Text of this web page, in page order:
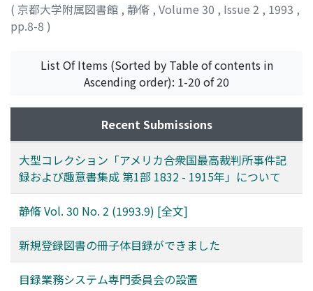
( 京都大学附属図書館 , 静脩 , Volume 30 , Issue 2 , 1993 ,
pp.8-8 )
List Of Items (Sorted by Table of contents in
Ascending order): 1-20 of 20
Recent Submissions
大型コレクション「アメリカ合衆国最高裁判所事件記
録および趣意書集成 第1部 1832 - 1915年」について
静脩 Vol. 30 No. 2 (1993.9) [全文]
新規登録図書の冊子体目録ができました
目録業務システム専門委員会の設置